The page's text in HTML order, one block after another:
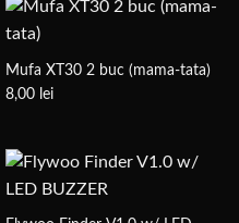
Mufa XT30 2 buc (mama-tata)
8,00 lei